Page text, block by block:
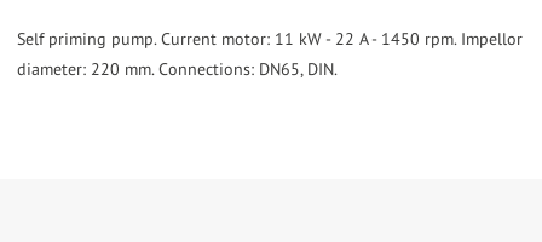
and
swipe
Self priming pump. Current motor: 11 kW - 22 A - 1450 rpm. Impellor
diameter: 220 mm. Connections: DN65, DIN.